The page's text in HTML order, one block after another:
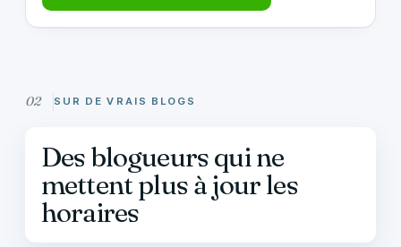
SUR DE VRAIS BLOGS
Des blogueurs qui ne
mettent plus à jour les
horaires